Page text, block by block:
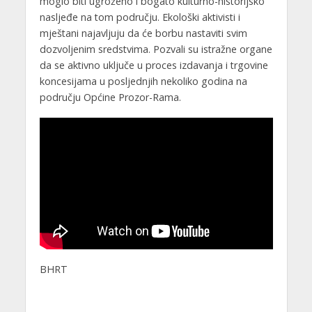
nasljeđe na tom području. Ekološki aktivisti i
mještani najavljuju da će borbu nastaviti svim
dozvoljenim sredstvima. Pozvali su istražne organe
da se aktivno uključe u proces izdavanja i trgovine
koncesijama u posljednjih nekoliko godina na
području Općine Prozor-Rama.
BHRT